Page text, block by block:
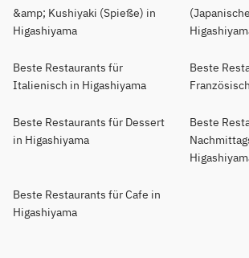
&amp; Kushiyaki (Spieße) in
Higashiyama
Beste Restaurants für
Italienisch in Higashiyama
Beste
Beste Restaurants für Dessert
in Higashiyama
Beste
Beste Restaurants für Cafe in
Higashiyama